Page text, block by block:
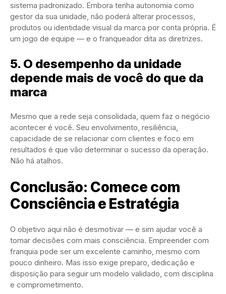
sistema padronizado. Embora tenha autonomia como
gestor da sua unidade, não poderá alterar processos,
produtos ou identidade visual da marca por conta própria. É
um jogo de equipe — e o franqueador dita as diretrizes.
5. O desempenho da unidade
depende mais de você do que da
marca
Mesmo que a rede seja consolidada, quem faz o negócio
acontecer é você. Seu envolvimento, resiliência,
capacidade de se relacionar com clientes e foco em
resultados é que vão determinar o sucesso da operação.
Não há atalhos.
Conclusão: Comece com
Consciência e Estratégia
O objetivo aqui não é desmotivar — e sim ajudar você a
tomar decisões com mais consciência. Empreender com
franquia pode ser um excelente caminho, mesmo com
pouco dinheiro. Mas isso exige preparo, dedicação e
disposição para seguir um modelo validado, com disciplina
e comprometimento.